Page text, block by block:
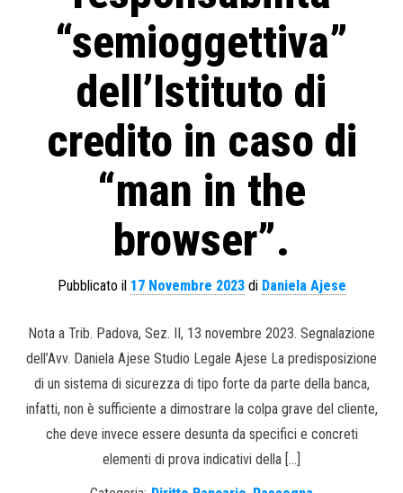
“semioggettiva”
dell’Istituto di
credito in caso di
“man in the
browser”.
Pubblicato il 17 Novembre 2023di Daniela Ajese
Nota a Trib. Padova, Sez. II, 13 novembre 2023. Segnalazione
dell’Avv. Daniela Ajese Studio Legale Ajese La predisposizione
di un sistema di sicurezza di tipo forte da parte della banca,
infatti, non è sufficiente a dimostrare la colpa grave del cliente,
che deve invece essere desunta da specifici e concreti
elementi di prova indicativi della […]